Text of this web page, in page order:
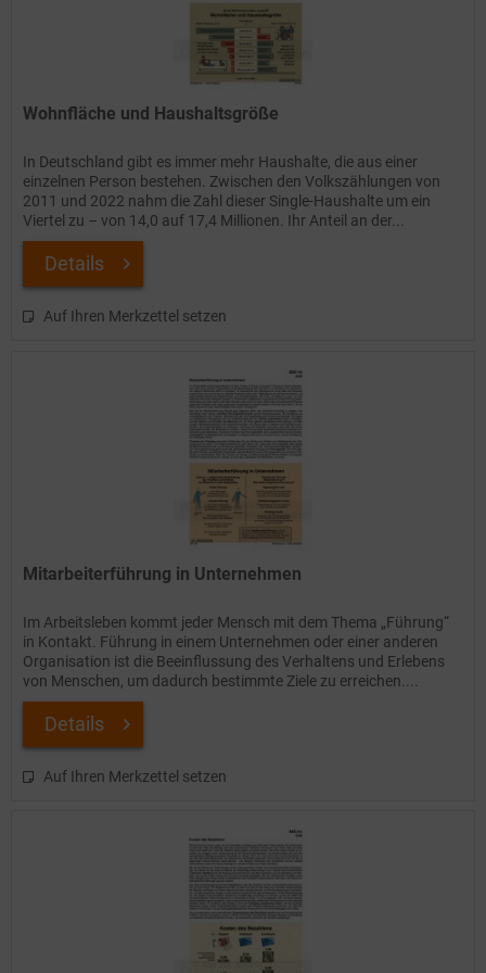
Wohnfläche und Haushaltsgröße
In Deutschland gibt es immer mehr Haushalte, die aus einer
einzelnen Person bestehen. Zwischen den Volkszählungen von
2011 und 2022 nahm die Zahl dieser Single-Haushalte um ein
Viertel zu – von 14,0 auf 17,4 Millionen. Ihr Anteil an der...
Details
Auf Ihren Merkzettel setzen
Mitarbeiterführung in Unternehmen
Im Arbeitsleben kommt jeder Mensch mit dem Thema „Führung“
in Kontakt. Führung in einem Unternehmen oder einer anderen
Organisation ist die Beeinflussung des Verhaltens und Erlebens
von Menschen, um dadurch bestimmte Ziele zu erreichen....
Details
Auf Ihren Merkzettel setzen